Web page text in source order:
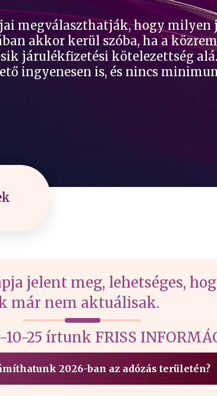
megválaszthatják, hogy milyen
akkor kerül szóba, ha a
járulékfizetési kötelezettség
ingyenesen is, és nincs
jelent meg, lehetséges,
már nem aktuálisak.
25 írtunk FRISS
2026-ban az adózás területén?